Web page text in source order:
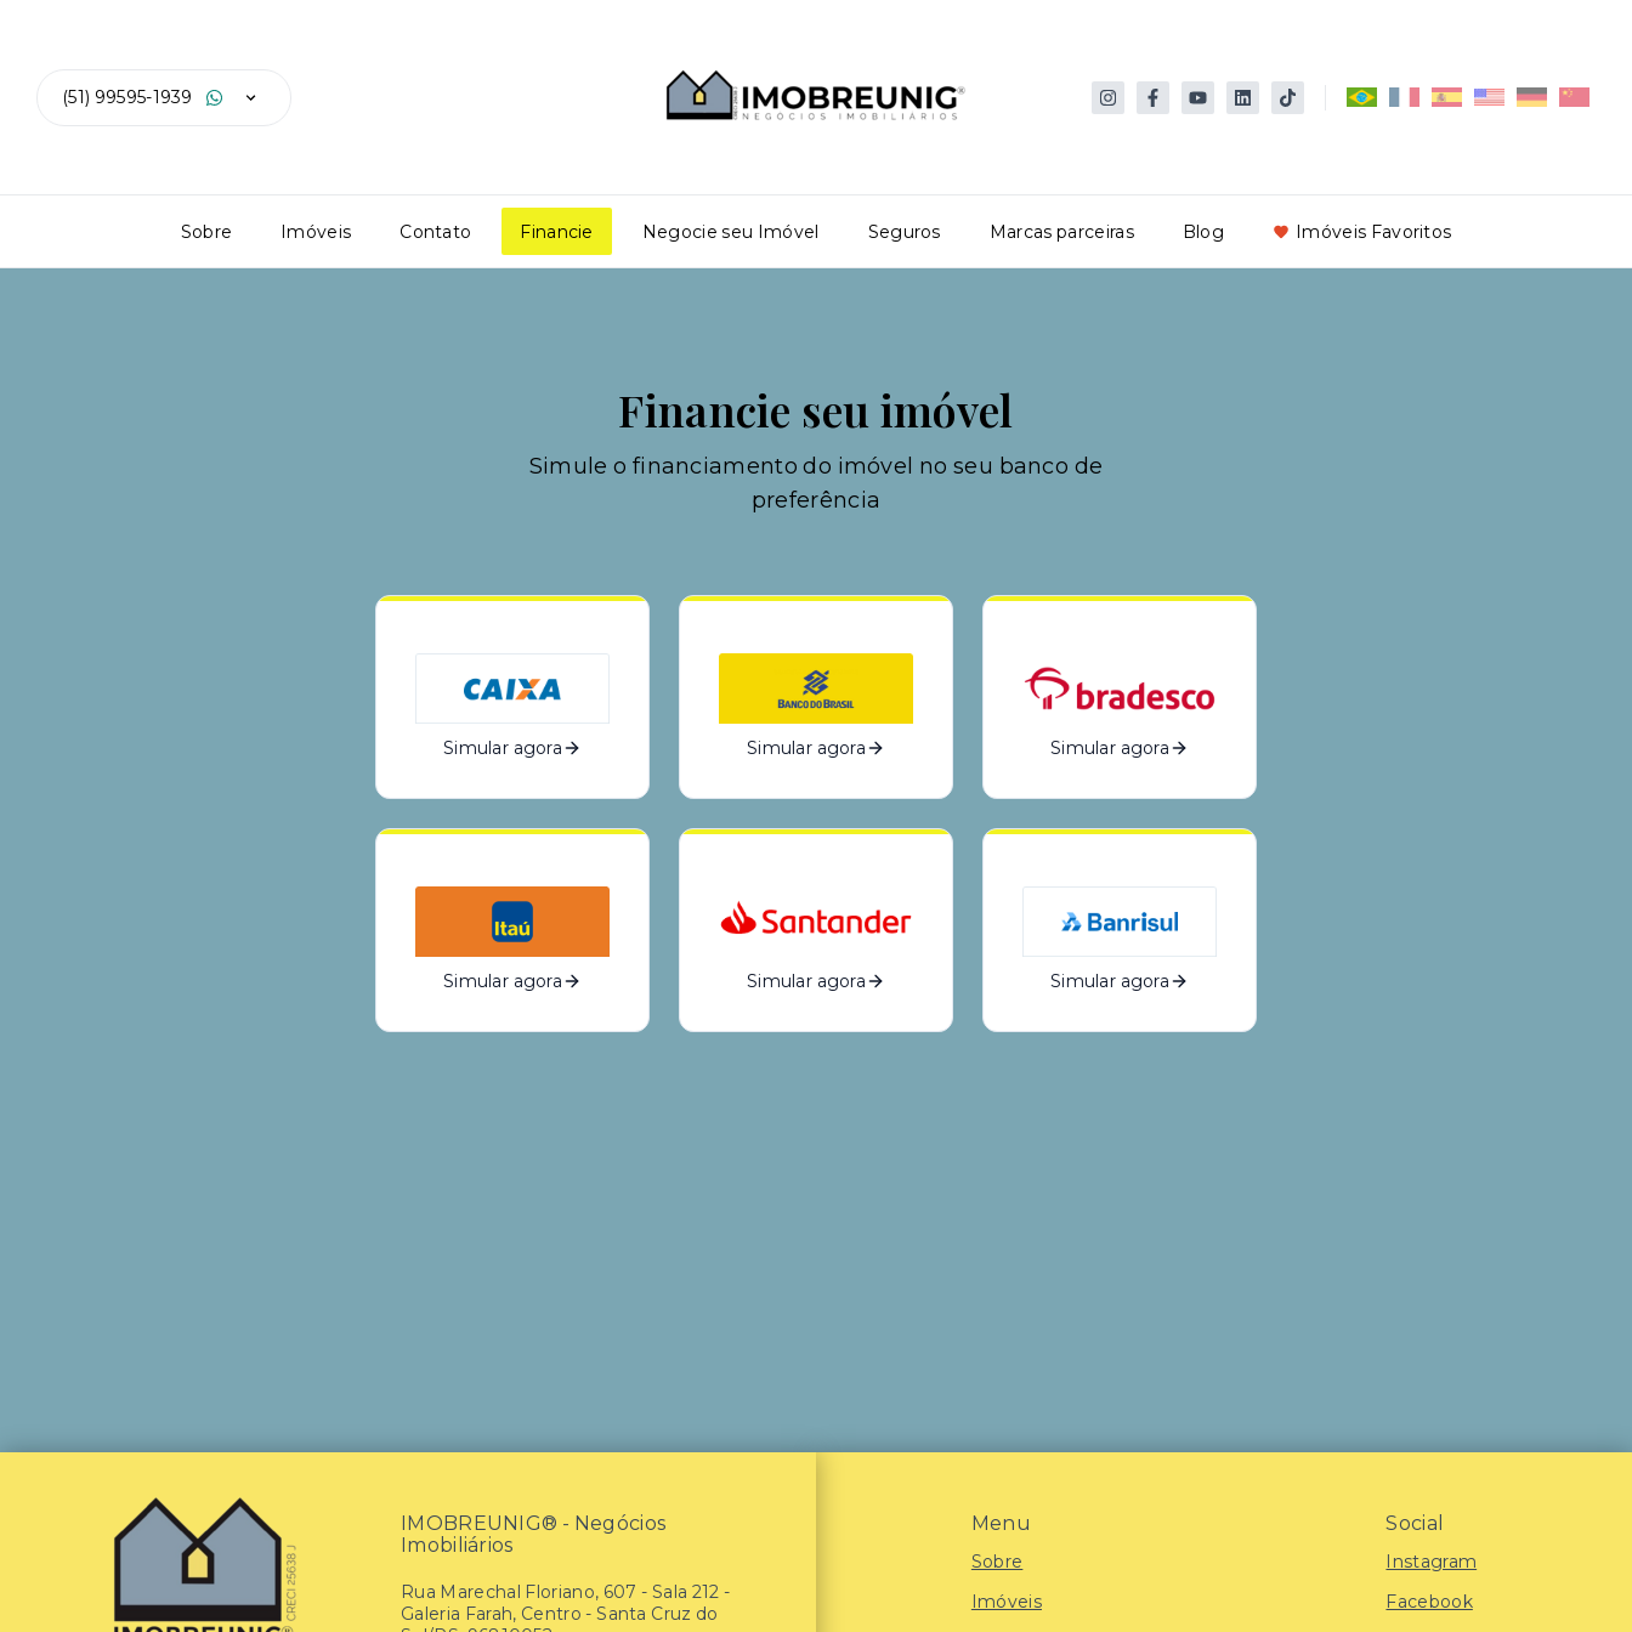
(51) 99595-1939
Sobre Imóveis Contato Financie Negocie seu Imóvel Seguros Marcas parceiras Blog Imóveis Favoritos
Financie seu imóvel
Simule o financiamento do imóvel no seu banco de
preferência
Simular agora Simular agora Simular agora
Simular agora Simular agora Simular agora
Menu
Sobre
Imóveis
Social
Instagram
Facebook
IMOBREUNIG® - Negócios
Imobiliários
Rua Marechal Floriano, 607 - Sala 212 -
Galeria Farah, Centro - Santa Cruz do